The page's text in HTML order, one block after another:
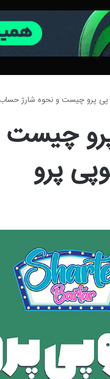
پی پرو چیست و نحوه شارژ حساب
چیست
پرو